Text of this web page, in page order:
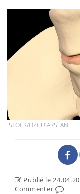
ISTOCK/OZGU ARSLAN
Publié le
Commenter